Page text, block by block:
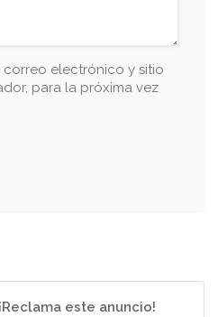
correo electrónico y sitio
para la próxima vez
este anuncio!